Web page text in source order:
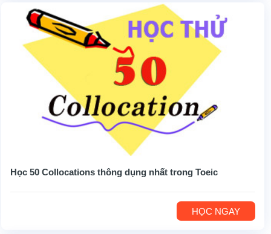
Học 50 Collocations thông dụng nhất trong Toeic
HỌC NGAY